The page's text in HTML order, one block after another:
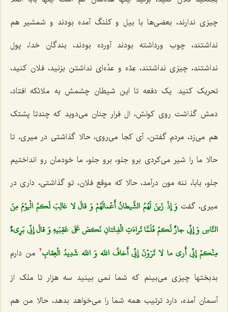
چیزی ندارند، بعضی‌ها با بیل و کلنگ آمده بودند و شمشیر هم
نداشتند، چوب ورداشته بودند آورده بودند، بندگان خدا، پول
نداشتند، چیزی نداشتند، عِدّه و عدُه‌ای نداشتن بزنید، فلان کنید،
تحریک کنید. یک دفعه تا این شیطان چشمش به ملائکه افتاد،
دمش گذاشت روی کولش، ال فرار چنان می‌دوید که چندتا پشتک
هم می‌زد، مردم گفتن، آی کجا می‌روی، حالا گذاشتی در میری، تا
حالا ما را شیر می‌کردی برو جلو، برو جلو، ما خودمان رو انداختیم
جلو، بابا، ننه مون درآمد، حالا که موقع فلان، تو گذاشتی، داری در
میری، گفت‌ وَ إِذْ زَينَ لَهُمُ الشَّيطانُ أَعْمالَهُمْ وَ قالَ لا غالِبَ لَكمُ الْيوْمَ مِنَ
النَّاسِ وَ إِنِّي جارٌ لَكمْ فَلَمَّا تَراءَتِ الْفِئَتانِ نَكصَ عَلى‌ عَقِبَيهِ وَ قالَ إِنِّي بَرِي‌ءٌ
مِنْكمْ إِنِّي أَرى‌ ما لا تَرَوْنَ إِنِّي أَخافُ اللَه وَ اللَه شَدِيدُ الْعِقابِ‌2
من دارم
بدبختها چیزی می‌بینم که شما نمی بینید سه هزار تا ملک از
آسمان آمده، دارد ترتیب همه شما را می‌خواهد بدهد، حالا من هم